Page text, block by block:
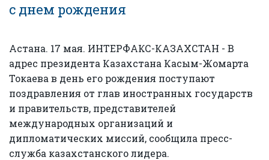
с днем рождения
Астана. 17 мая. ИНТЕРФАКС-КАЗАХСТАН - В
адрес президента Казахстана Касым-Жомарта
Токаева в день его рождения поступают
поздравления от глав иностранных государств
и правительств, представителей
международных организаций и
дипломатических миссий, сообщила пресс-
служба казахстанского лидера.